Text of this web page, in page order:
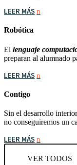
LEER MÁS
Robótica
El lenguaje
preparan al alumnado
LEER MÁS
Contigo
Sin el desarrollo
no conseguiremos un
LEER MÁS
VER TODOS